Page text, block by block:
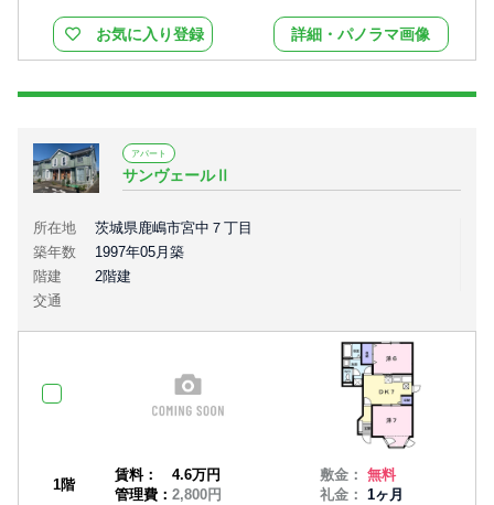
お気に入り登録 詳細・パノラマ画像
アパート
サンヴェールⅡ
所在地
茨城県鹿嶋市宮中７丁目
築年数
1997年05月築
階建
2階建
交通
1階
賃料：
4.6万円
管理費： 2,800円
敷金：無料
礼金：1ヶ月